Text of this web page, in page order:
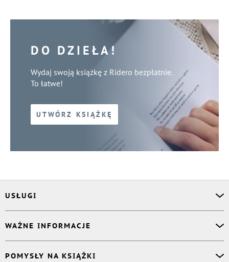
DO DZIEŁA!
Wydaj swoją książkę z Ridero bezpłatnie.
To łatwe!
UTWÓRZ KSIĄŻKĘ
USŁUGI
Korektor
Projektant okładki
Druk Twojej książki
WAŻNE INFORMACJE
POMYSŁY NA KSIĄŻKI